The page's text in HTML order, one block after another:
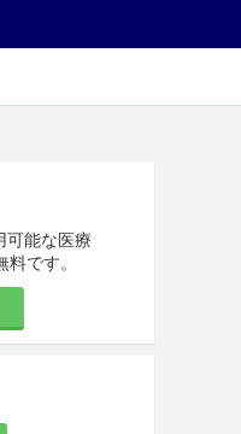
可能な医療
です。